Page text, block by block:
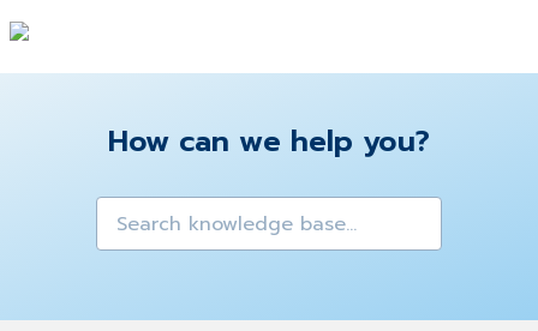
How can we help you?